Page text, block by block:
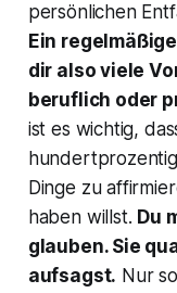
persönlichen
Ein
dir also viele
beruflich oder
ist es wichtig,
Dinge zu
haben willst. Du
glauben. Sie
aufsagst. Nur